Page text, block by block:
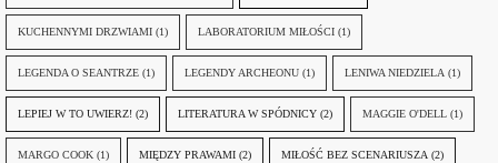
KUCHENNYMI DRZWIAMI (1) LABORATORIUM MIŁOŚCI (1)
LEGENDA O SEANTRZE (1) LEGENDY ARCHEONU (1) LENIWA NIEDZIELA (1)
LEPIEJ W TO UWIERZ! (2) LITERATURA W SPÓDNICY (2) MAGGIE O'DELL (1)
MARGO COOK (1) MIĘDZY PRAWAMI (2) MIŁOŚĆ BEZ SCENARIUSZA (2)